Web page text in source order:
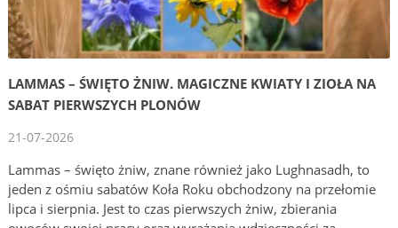
LAMMAS – ŚWIĘTO ŻNIW. MAGICZNE KWIATY I ZIOŁA NA
SABAT PIERWSZYCH PLONÓW
21-07-2026
Lammas – święto żniw, znane również jako Lughnasadh, to
jeden z ośmiu sabatów Koła Roku obchodzony na przełomie
lipca i sierpnia. Jest to czas pierwszych żniw, zbierania